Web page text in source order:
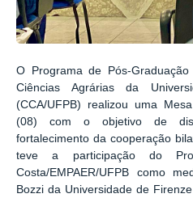
O Programa de Pós-
Ciências Agrárias da
(CCA/UFPB) realizou uma
(08) com o objetivo de
fortalecimento da cooperação
teve a participação do
Costa/EMPAER/UFPB como
Bozzi da Universidade de